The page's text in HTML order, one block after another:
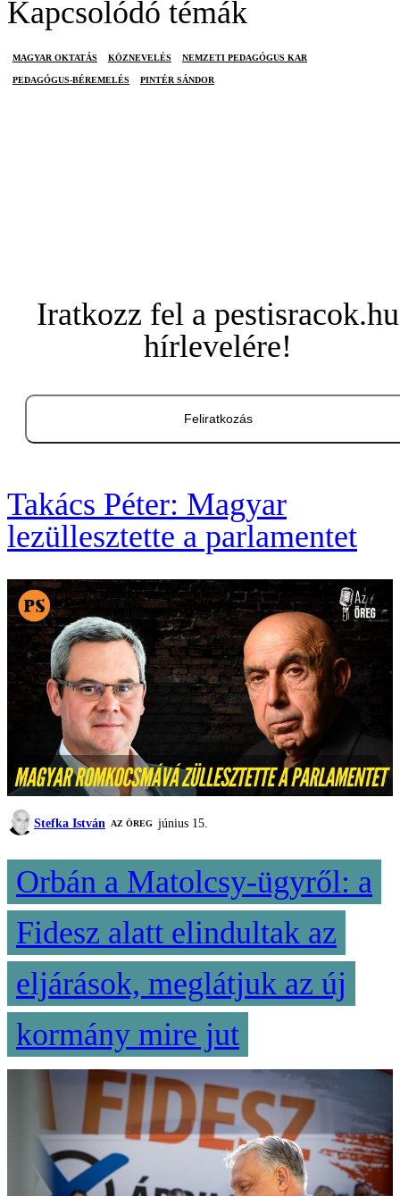
Kapcsolódó témák
MAGYAR OKTATÁS KÖZNEVELÉS NEMZETI PEDAGÓGUS KAR
PEDAGÓGUS-BÉREMELÉS PINTÉR SÁNDOR
Iratkozz fel a pestisracok.hu
hírlevelére!
Feliratkozás
Takács Péter: Magyar
lezüllesztette a parlamentet
Stefka István AZ ÖREG június 15.
Orbán a Matolcsy-ügyről: a
Fidesz alatt elindultak az
eljárások, meglátjuk az új
kormány mire jut